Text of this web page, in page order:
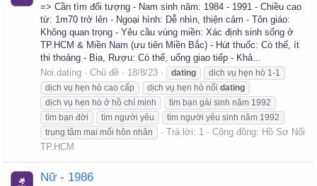
=> Cần tìm đối tượng - Nam sinh năm: 1984 - 1991 - Chiều cao
từ: 1m70 trở lên - Ngoại hình: Dễ nhìn, thiện cảm - Tôn giáo:
Không quan trọng - Yêu cầu vùng miền: Xác định sinh sống ở
TP.HCM & Miền Nam (ưu tiên Miền Bắc) - Hút thuốc: Có thể, ít
thi thoảng - Bia, Rượu: Có thể, uống giao tiếp - Khả...
Noi.dating
Chủ đề 18/8/23 dating
dich vụ hẹn hò 1-1
dịch vụ hẹn hò cao cấp
dịch vụ hẹn hò nối dating
dịch vụ hẹn hò ở hồ chí minh
tìm bạn gái sinh năm 1992
tìm bạn đời
tìm người yêu
tìm người yêu sinh năm 1992
trung tâm mai mối hôn nhân
Trả lời: 1 Cộng đồng: Hồ Sơ Nối
TP.HCM
Nữ - 1986